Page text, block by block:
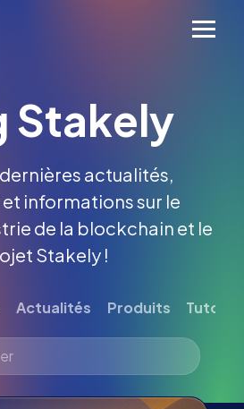
Stakely
dernières actualités,
informations sur le
de la blockchain et le
Stakely !
Actualités Produits Tutoriel